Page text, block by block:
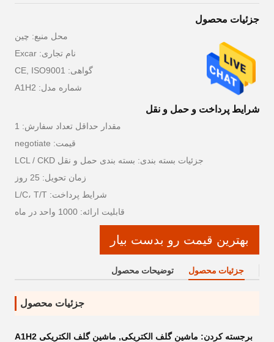
جزئیات محصول
محل منبع: چین
نام تجاری: Excar
گواهی: CE, ISO9001
شماره مدل: A1H2
شرایط پرداخت و حمل و نقل
مقدار حداقل تعداد سفارش: 1
قیمت: negotiate
جزئیات بسته بندی: بسته بندی حمل و نقل LCL / CKD
زمان تحویل: 25 روز
شرایط پرداخت: L/C، T/T
قابلیت ارائه: 1000 واحد در ماه
بهترین قیمت رو بدست بیار
جزئیات محصول توضیحات محصول
جزئیات محصول
برجسته کردن: ماشین گلف الکتریکی, ماشین گلف الکتریکی A1H2